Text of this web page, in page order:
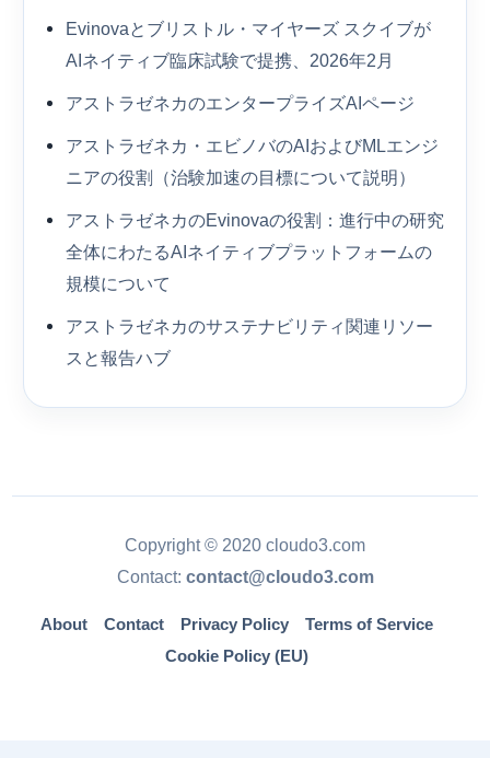
Evinovaとブリストル・マイヤーズ スクイブが
AIネイティブ臨床試験で提携、2026年2月
アストラゼネカのエンタープライズAIページ
アストラゼネカ・エビノバのAIおよびMLエンジ
ニアの役割（治験加速の目標について説明）
アストラゼネカのEvinovaの役割：進行中の研究
全体にわたるAIネイティブプラットフォームの
規模について
アストラゼネカのサステナビリティ関連リソー
スと報告ハブ
Copyright © 2020 cloudo3.com
Contact: contact@cloudo3.com
About Contact Privacy Policy
Terms of Service
Cookie Policy (EU)